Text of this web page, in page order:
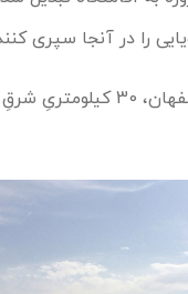
را در آنجا سپری
آدرس: استان اصفهان، 30